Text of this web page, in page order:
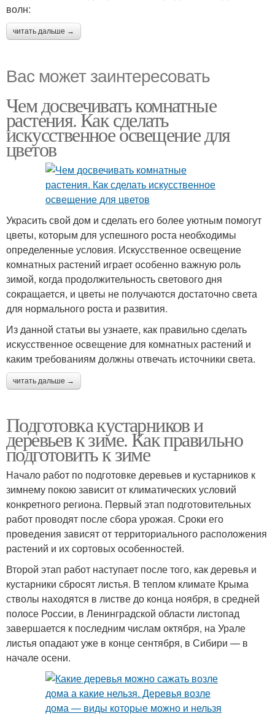
волн:
читать дальше →
Вас может заинтересовать
Чем досвечивать комнатные
растения. Как сделать
искусственное освещение для
цветов
Украсить свой дом и сделать его более уютным помогут
цветы, которым для успешного роста необходимы
определенные условия. Искусственное освещение
комнатных растений играет особенно важную роль
зимой, когда продолжительность светового дня
сокращается, и цветы не получаются достаточно света
для нормального роста и развития.
Из данной статьи вы узнаете, как правильно сделать
искусственное освещение для комнатных растений и
каким требованиям должны отвечать источники света.
читать дальше →
Подготовка кустарников и
деревьев к зиме. Как правильно
подготовить к зиме
Начало работ по подготовке деревьев и кустарников к
зимнему покою зависит от климатических условий
конкретного региона. Первый этап подготовительных
работ проводят после сбора урожая. Сроки его
проведения зависят от территориального расположения
растений и их сортовых особенностей.
Второй этап работ наступает после того, как деревья и
кустарники сбросят листья. В теплом климате Крыма
стволы находятся в листве до конца ноября, в средней
полосе России, в Ленинградской области листопад
завершается к последним числам октября, на Урале
листья опадают уже в конце сентября, в Сибири — в
начале осени.